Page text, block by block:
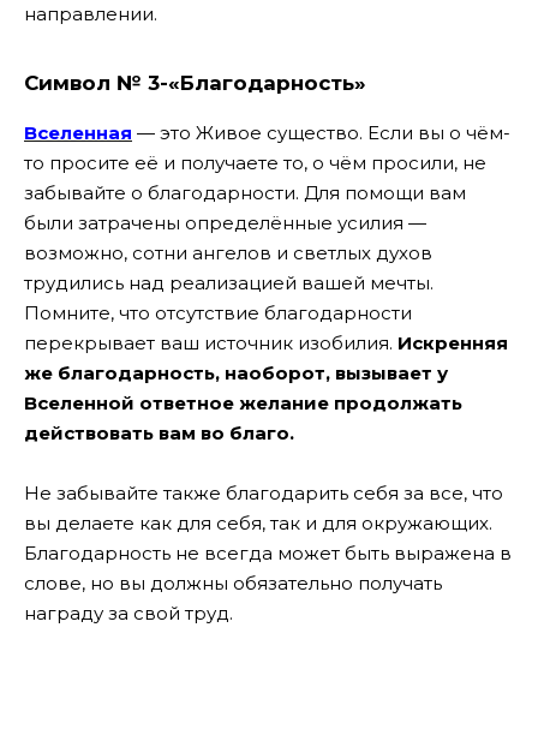
направлении.
Символ № 3-«Благодарность»
Вселенная — это Живое существо. Если вы о чём-
то просите её и получаете то, о чём просили, не
забывайте о благодарности. Для помощи вам
были затрачены определённые усилия —
возможно, сотни ангелов и светлых духов
трудились над реализацией вашей мечты.
Помните, что отсутствие благодарности
перекрывает ваш источник изобилия. Искренняя
же благодарность, наоборот, вызывает у
Вселенной ответное желание продолжать
действовать вам во благо.
Не забывайте также благодарить себя за все, что
вы делаете как для себя, так и для окружающих.
Благодарность не всегда может быть выражена в
слове, но вы должны обязательно получать
награду за свой труд.